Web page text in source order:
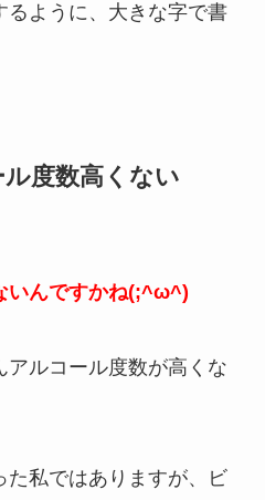
るように、大きな字で書
度数高くない
いんですかね(;^ω^)
アルコール度数が高くな
た私ではありますが、ビ